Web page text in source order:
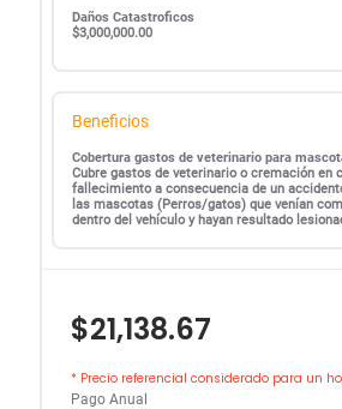
Daños Catastroficos
$3,000,000.00
Beneficios
Cobertura gastos de veterinario para
Cubre gastos de veterinario o cremación en
fallecimiento a consecuencia de un
las mascotas (Perros/gatos) que venían
dentro del vehículo y hayan resultado
$21,138.67
* Precio referencial considerado para un
Pago Anual